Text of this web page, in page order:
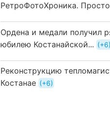
РетроФотоХроника.
Ордена и медали получил
юбилею Костанайской...
+6
Реконструкцию
Костанае
+6